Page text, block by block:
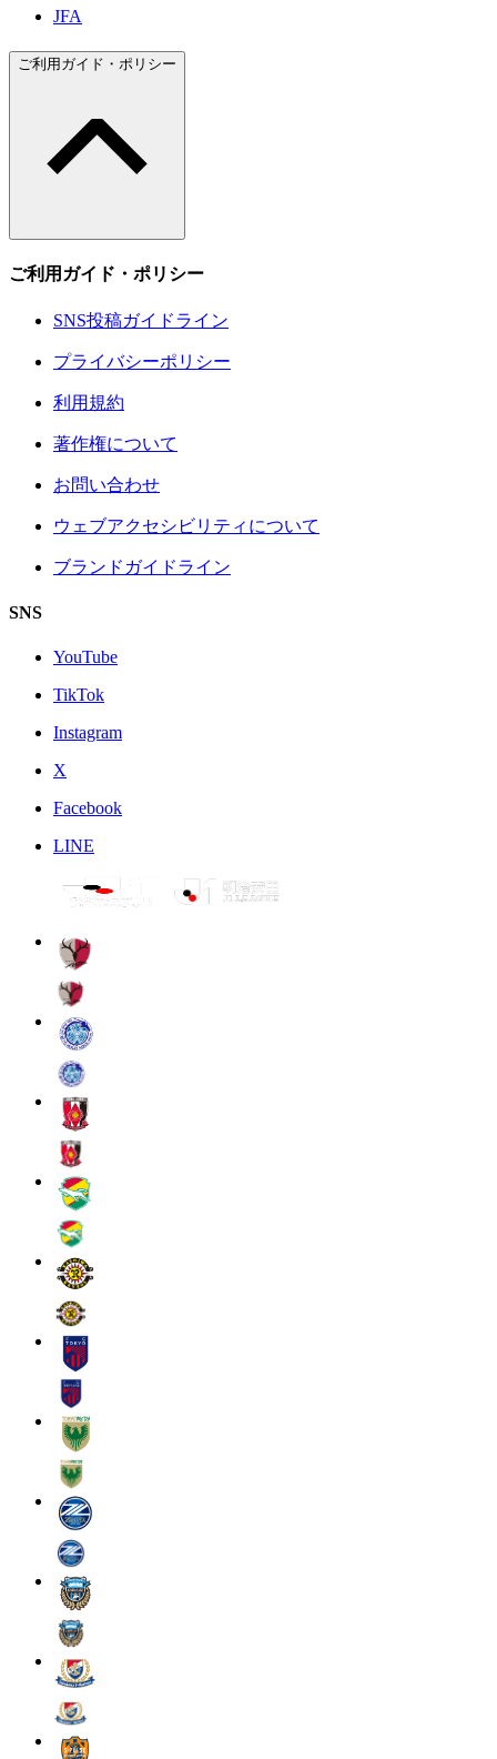
JFA
ご利用ガイド・ポリシー
ご利用ガイド・ポリシー
SNS投稿ガイドライン
プライバシーポリシー
利用規約
著作権について
お問い合わせ
ウェブアクセシビリティについて
ブランドガイドライン
SNS
YouTube
TikTok
Instagram
X
Facebook
LINE